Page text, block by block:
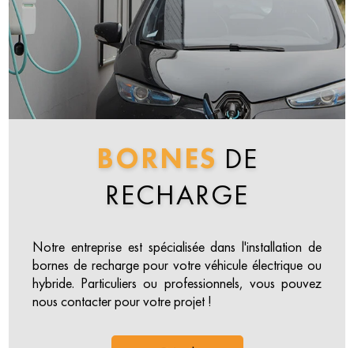
BORNES DE
RECHARGE
Notre entreprise est spécialisée dans l'installation de
bornes de recharge pour votre véhicule électrique ou
hybride. Particuliers ou professionnels, vous pouvez
nous contacter pour votre projet !